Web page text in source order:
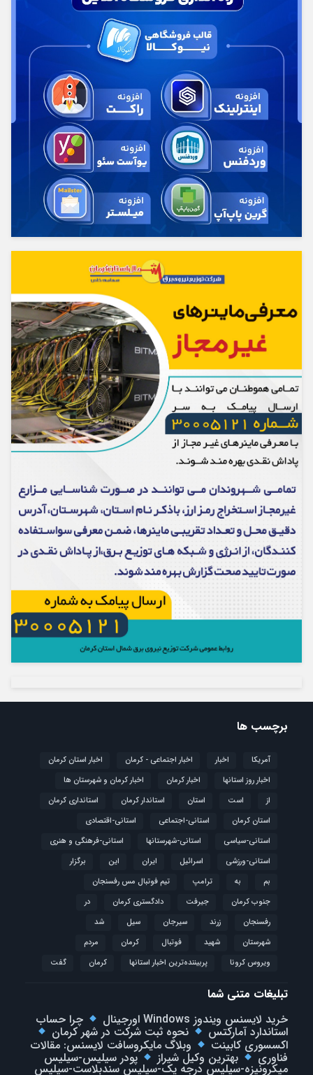
برچسب ها
آمریکا اخبار اخبار اجتماعی - کرمان
اخبار استان کرمان
اخبار روز استانها
اخبار کرمان
اخبار کرمان و شهرستان ها
از
است استان استاندار کرمان
استانداری کرمان
استان کرمان
استانی-اجتماعی
استانی-اقتصادی
استانی-سیاسی
استانی-شهرستانها
استانی-فرهنگی و هنری
استانی-ورزشی
اسرائیل ایران این
برگزار
بم
به ترامپ
تیم فوتبال مس رفسنجان
جنوب کرمان
جیرفت دادگستری کرمان
در
رفسنجان
زرند سیرجان سیل
شد
شهرستان
شهید فوتبال كرمان
مردم
ویروس کرونا
پربیننده‌ترین اخبار استانها کرمان گفت
تبلیغات متنی شما
خرید لایسنس ویندوز Windows اورجینال
چرا حساب
استاندارد آمارکتس نحوه ثبت شرکت در شهر کرمان
اکسسوری کابینت وبلاگ مایکروسافت لایسنس: مقالات
فناوری بهترین وکیل شیراز پودر سیلیس-سیلیس
میکرونیزه-سیلیس درجه یک-سیلیس سندبلاست-سیلیس